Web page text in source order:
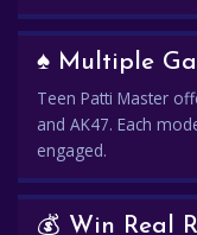
♠️ Multiple
Teen Patti Master
and AK47. Each
engaged.